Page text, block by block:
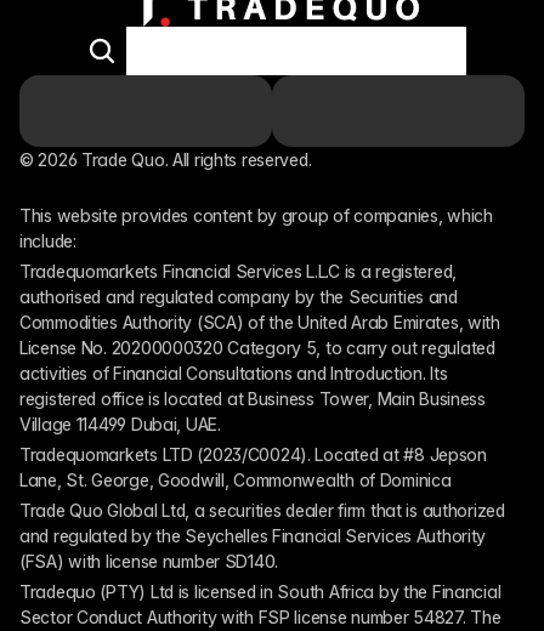
© 2026 Trade Quo. All rights reserved.
This website provides content by group of companies, which
include:
Tradequomarkets Financial Services L.L.C is a registered,
authorised and regulated company by the Securities and
Commodities Authority (SCA) of the United Arab Emirates, with
License No. 20200000320 Category 5, to carry out regulated
activities of Financial Consultations and Introduction. Its
registered office is located at Business Tower, Main Business
Village 114499 Dubai, UAE.
Tradequomarkets LTD (2023/C0024). Located at #8 Jepson
Lane, St. George, Goodwill, Commonwealth of Dominica
Trade Quo Global Ltd, a securities dealer firm that is authorized
and regulated by the Seychelles Financial Services Authority
(FSA) with license number SD140.
Tradequo (PTY) Ltd is licensed in South Africa by the Financial
Sector Conduct Authority with FSP license number 54827. The